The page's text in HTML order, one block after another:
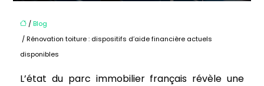
/Blog
/ Rénovation toiture : dispositifs d’aide financière actuels
disponibles
L’état du parc immobilier français révèle une